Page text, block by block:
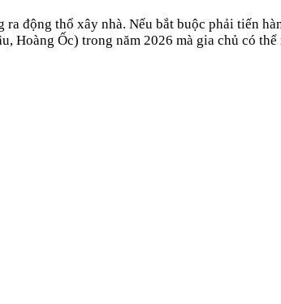
động thổ xây nhà. Nếu bắt buộc phải tiến
Hoàng Ốc) trong năm 2026 mà gia chủ có